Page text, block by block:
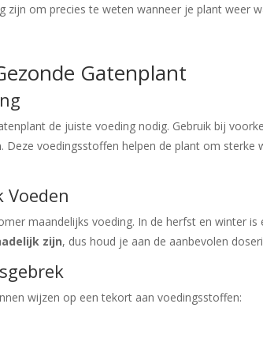
zijn om precies te weten wanneer je plant weer
Gatenplant
de juiste voeding nodig. Gebruik bij
voedingsstoffen helpen de plant om sterke
Voeden
maandelijks voeding. In de herfst en winter is
zijn, dus houd je aan de aanbevolen
wijzen op een tekort aan voedingsstoffen: